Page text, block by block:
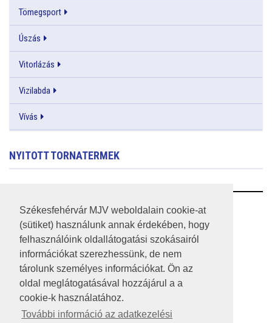
Székesfehérvár MJV weboldalain cookie-at
(sütiket) használunk annak érdekében, hogy
felhasználóink oldallátogatási szokásairól
információkat szerezhessünk, de nem
tárolunk személyes információkat. Ön az
oldal meglátogatásával hozzájárul a a
cookie-k használatához.
További információ az adatkezelési
Tömegsport
Úszás
Vitorlázás
Vizilabda
Vívás
NYITOTT TORNATERMEK
RSS
A HONLAP 2017.03.31-I ÁLLAPOTA
JOGI NYILATKOZAT
IMPRESSZUM